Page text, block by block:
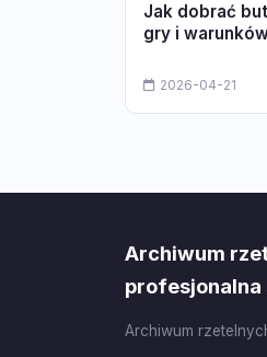
Jak dobrać
gry i
2026-04-21
Archiwum
Archiwum